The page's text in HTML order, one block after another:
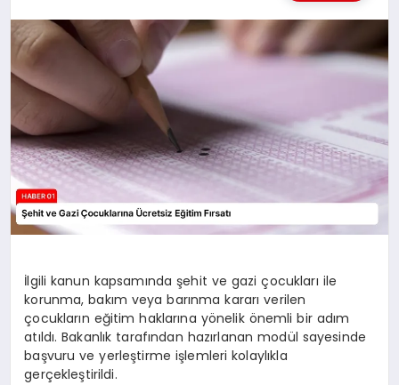
İlgili kanun kapsamında şehit ve gazi çocukları ile
korunma, bakım veya barınma kararı verilen
çocukların eğitim haklarına yönelik önemli bir adım
atıldı. Bakanlık tarafından hazırlanan modül sayesinde
başvuru ve yerleştirme işlemleri kolaylıkla
gerçekleştirildi.